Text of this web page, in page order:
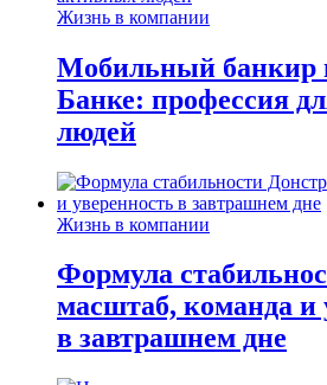
Жизнь в компании
Мобильный банкир
Банке: профессия
людей
Жизнь в компании
Формула
масштаб, команда и
в завтрашнем дне